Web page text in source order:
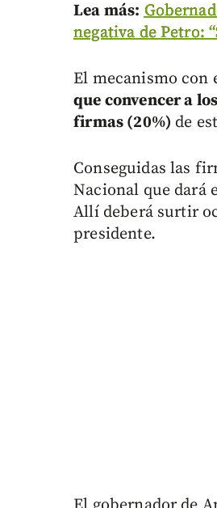
Lea más:
negativa de Petro:
El mecanismo con
que convencer a
firmas (20%) de
Conseguidas las
Nacional que dará
Allí deberá surtir
presidente.